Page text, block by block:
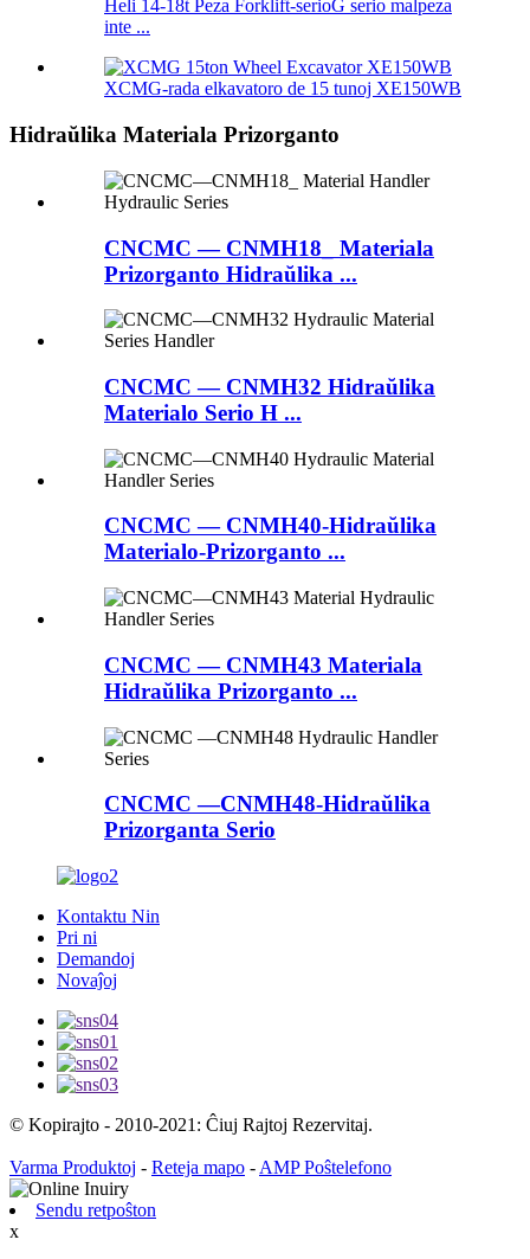
Heli 14-18t Peza Forklift-serioG serio malpeza
inte ...
XCMG-rada elkavatoro de 15 tunoj XE150WB
Hidraŭlika Materiala Prizorganto
CNCMC — CNMH18_ Materiala
Prizorganto Hidraŭlika ...
CNCMC — CNMH32 Hidraŭlika
Materialo Serio H ...
CNCMC — CNMH40-Hidraŭlika
Materialo-Prizorganto ...
CNCMC — CNMH43 Materiala
Hidraŭlika Prizorganto ...
CNCMC —CNMH48-Hidraŭlika
Prizorganta Serio
Kontaktu Nin
Pri ni
Demandoj
Novaĵoj
© Kopirajto - 2010-2021: Ĉiuj Rajtoj Rezervitaj.
Varma Produktoj - Reteja mapo - AMP Poŝtelefono
Sendu retpoŝton
x